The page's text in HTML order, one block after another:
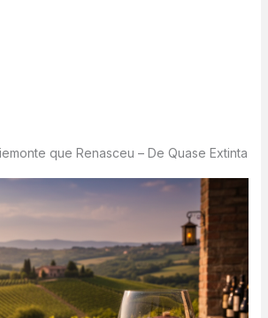
que Renasceu – De Quase Extinta